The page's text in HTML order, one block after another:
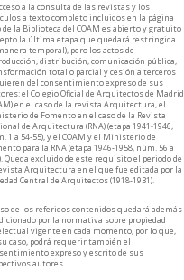
a la consulta de las revistas y los
a texto completo incluidos en la página
de la Biblioteca del COAM es abierto y gratuito
la última etapa que quedará restringida
temporal), pero los actos de
distribución, comunicación pública,
total o parcial y cesión a terceros
del consentimiento expreso de sus
el Colegio Oficial de Arquitectos de Madrid
en el caso de la revista Arquitectura, el
de Fomento en el caso de la Revista
de Arquitectura (RNA) (etapa 1941-1946,
1 a 54-55), y el COAM y el Ministerio de
para la RNA (etapa 1946-1958, núm. 56 a
Queda excluido de este requisito el periodo de
Arquitectura en el que fue editada por la
Central de Arquitectos (1918-1931).
de los referidos contenidos quedará además
por la normativa sobre propiedad
vigente en cada momento, por lo que,
caso, podrá requerir también el
expreso y escrito de sus
autores.